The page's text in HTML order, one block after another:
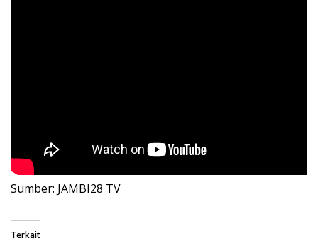
Sumber: JAMBI28 TV
Terkait